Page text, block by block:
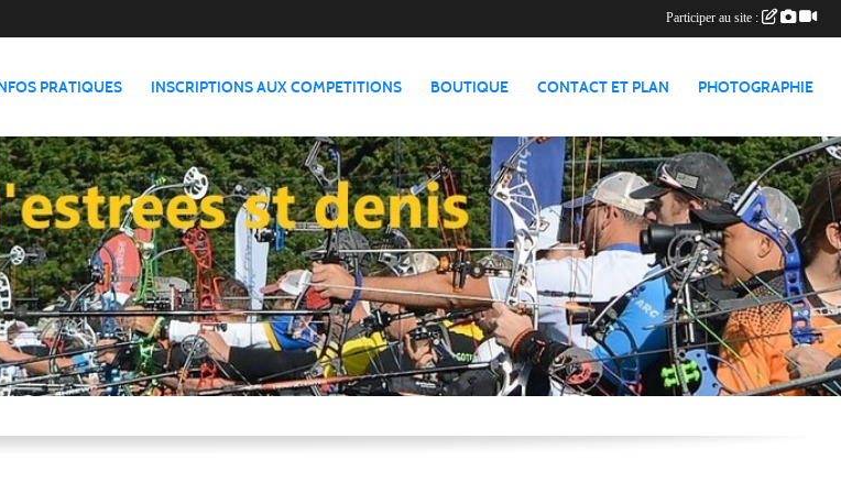
PRATIQUES INSCRIPTIONS AUX COMPETITIONS BOUTIQUE CONTACT ET PLAN PHOTOGRAPHIE
Participer au site :